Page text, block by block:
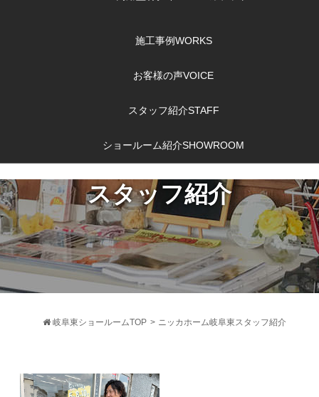
施工事例WORKS
お客様の声VOICE
スタッフ紹介STAFF
ショールーム紹介SHOWROOM
スタッフ紹介
岐阜東ショールームTOP > ニッカホーム岐阜東スタッフ紹介